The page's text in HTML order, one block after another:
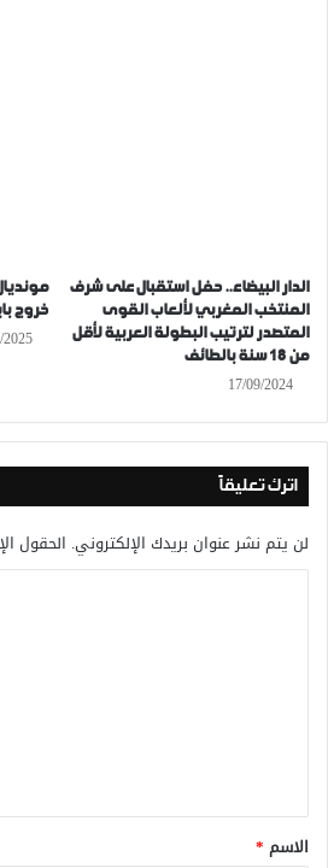
الدار البيضاء.. حفل استقبال على شرف
المنتخب المغربي لألعاب القوى
المتصدر لترتيب البطولة العربية لأقل
من 18 سنة بالطائف
17/09/2024
خروج
اترك تعليقاً
لن يتم نشر عنوان بريدك الإلكتروني. الحقول
*
الاسم *